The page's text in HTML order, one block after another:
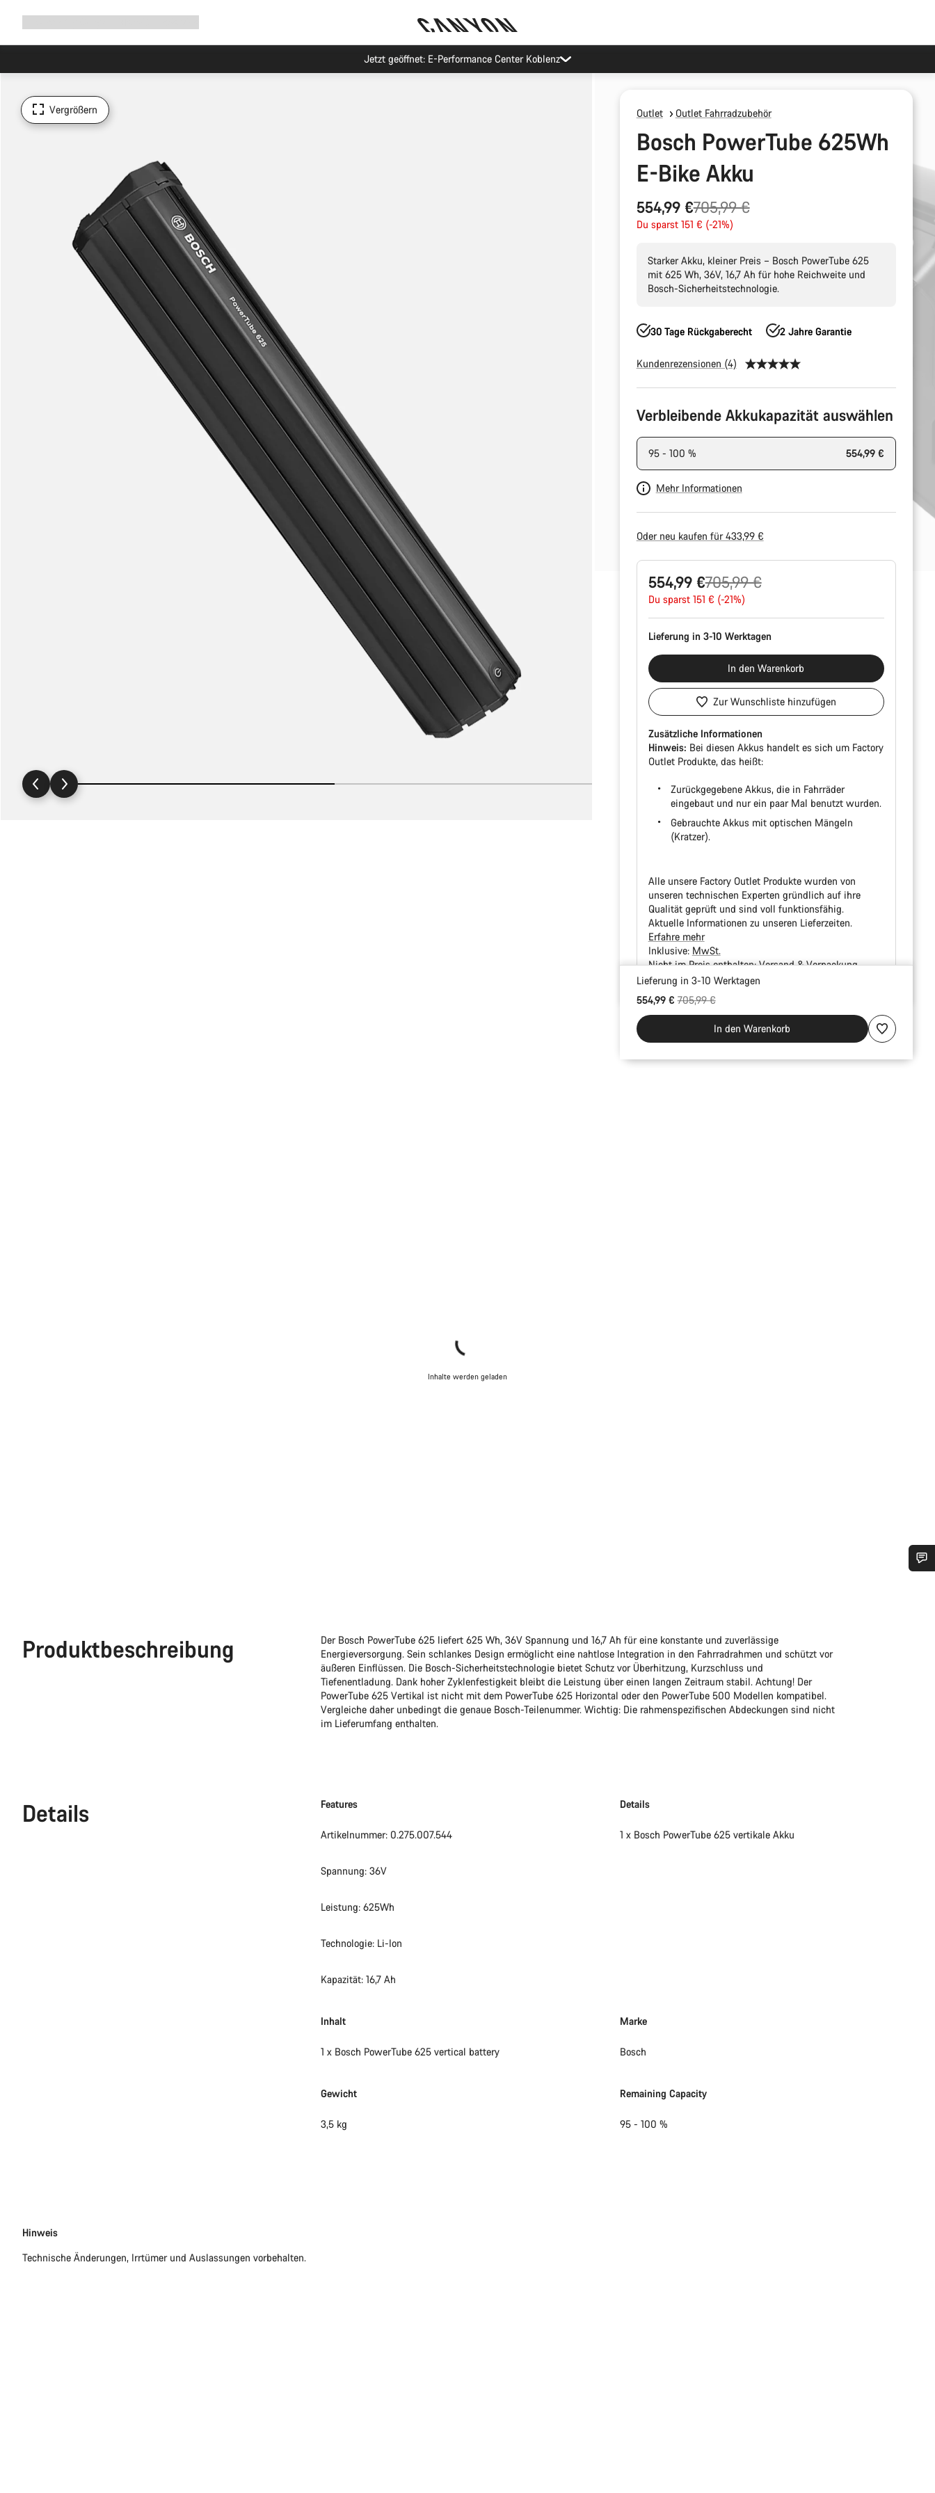
Jetzt geöffnet: E-Performance Center Koblenz
Vergrößern Outlet Outlet Fahrradzubehör
Bosch PowerTube 625Wh
E-Bike Akku
554,99 €
Ursprungspreis
705,99 €
Du sparst 151 € (-21%)
Starker Akku, kleiner Preis – Bosch PowerTube 625
mit 625 Wh, 36V, 16,7 Ah für hohe Reichweite und
Bosch-Sicherheitstechnologie.
30 Tage Rückgaberecht 2 Jahre Garantie
Kundenrezensionen (4)
Verbleibende Akkukapazität auswählen
95 - 100 % 554,99 €
Mehr Informationen
Oder neu kaufen für 433,99 €
554,99 €
Ursprungspreis
705,99 €
Du sparst 151 € (-21%)
Lieferung in 3-10 Werktagen
In den Warenkorb
Zur Wunschliste hinzufügen
Zusätzliche Informationen
Hinweis: Bei diesen Akkus handelt es sich um Factory
Outlet Produkte, das heißt:
Zurückgegebene Akkus, die in Fahrräder
eingebaut und nur ein paar Mal benutzt wurden.
Gebrauchte Akkus mit optischen Mängeln
(Kratzer).
Alle unsere Factory Outlet Produkte wurden von
unseren technischen Experten gründlich auf ihre
Qualität geprüft und sind voll funktionsfähig.
Aktuelle Informationen zu unseren Lieferzeiten.
Erfahre mehr
Inklusive: MwSt.
Nicht im Preis enthalten:Versand & Verpackung
Kaufargumente
Lieferung in 3-10 Werktagen
554,99 €Ursprungspreis
705,99 €
In den Warenkorb
Inhalte werden geladen
Produktbeschreibung
Der Bosch PowerTube 625 liefert 625 Wh, 36V Spannung und 16,7 Ah für eine konstante und zuverlässige
Energieversorgung. Sein schlankes Design ermöglicht eine nahtlose Integration in den Fahrradrahmen und schützt vor
äußeren Einflüssen. Die Bosch-Sicherheitstechnologie bietet Schutz vor Überhitzung, Kurzschluss und
Tiefenentladung. Dank hoher Zyklenfestigkeit bleibt die Leistung über einen langen Zeitraum stabil. Achtung! Der
PowerTube 625 Vertikal ist nicht mit dem PowerTube 625 Horizontal oder den PowerTube 500 Modellen kompatibel.
Vergleiche daher unbedingt die genaue Bosch-Teilenummer. Wichtig: Die rahmenspezifischen Abdeckungen sind nicht
im Lieferumfang enthalten.
Details Features
Artikelnummer: 0.275.007.544
Spannung: 36V
Leistung: 625Wh
Technologie: Li-Ion
Kapazität: 16,7 Ah
Details
1 x Bosch PowerTube 625 vertikale Akku
Inhalt
1 x Bosch PowerTube 625 vertical battery
Marke
Bosch
Gewicht
3,5 kg
Remaining Capacity
95 - 100 %
Disclaimer
Hinweis
Technische Änderungen, Irrtümer und Auslassungen vorbehalten.
Schließen